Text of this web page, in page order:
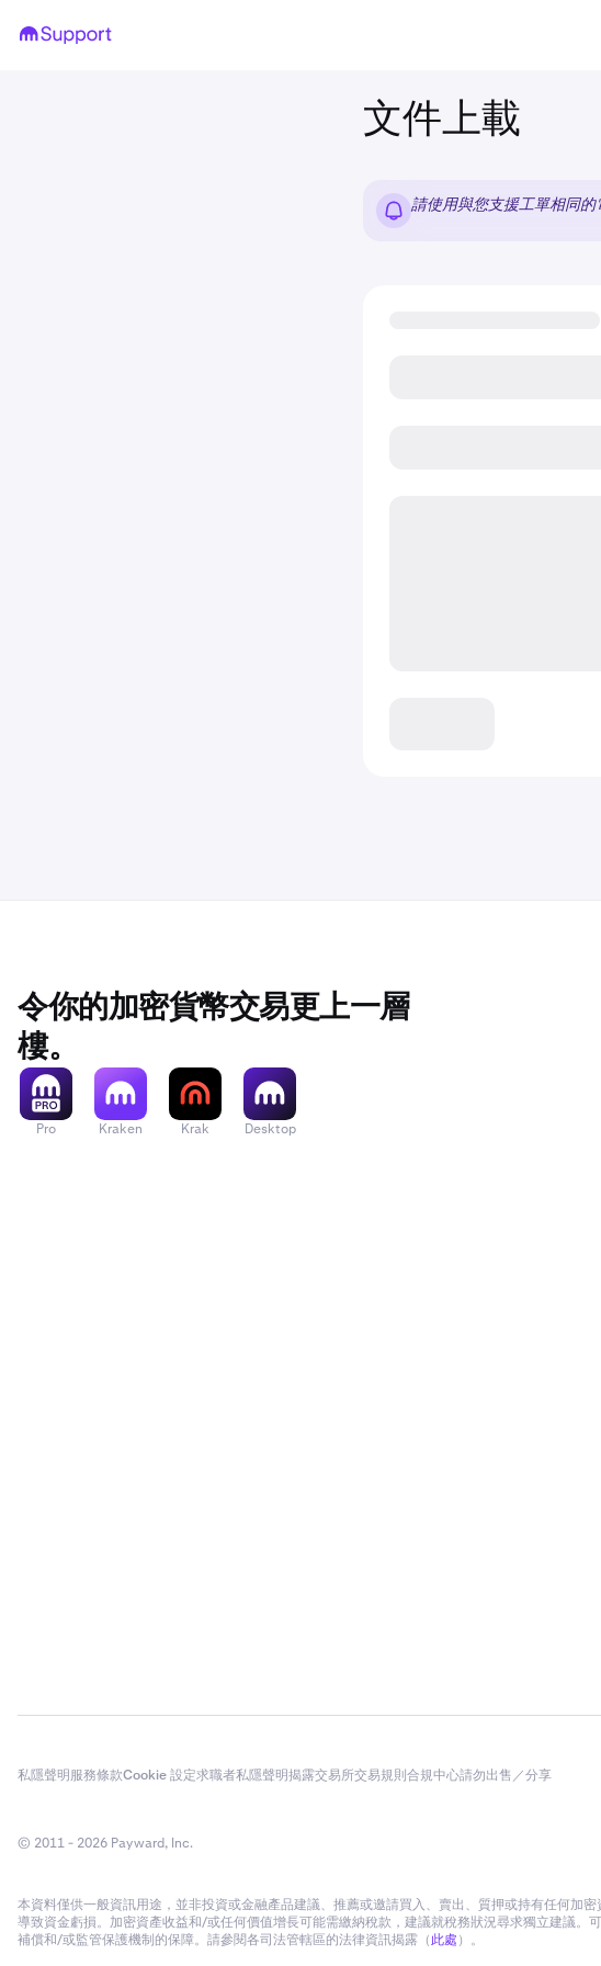
文件上載
請使用與您支援工單相同的
令你的加密貨幣交易更上一層
樓。
Pro Kraken Krak Desktop
私隱聲明服務條款Cookie 設定求職者私隱聲明揭露交易所交易規則合規中心請勿出售／分享
© 2011 - 2026 Payward, Inc.
本資料僅供一般資訊用途，並非投資或金融產品建議、推薦或邀請買入、賣出、質押或持有任何加
導致資金虧損。加密資產收益和/或任何價值增長可能需繳納稅款，建議就稅務狀況尋求獨立建議
補償和/或監管保護機制的保障。請參閱各司法管轄區的法律資訊揭露（此處）。